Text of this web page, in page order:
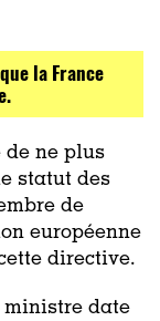
la France
de ne plus
statut des
de
européenne
directive.
ministre date